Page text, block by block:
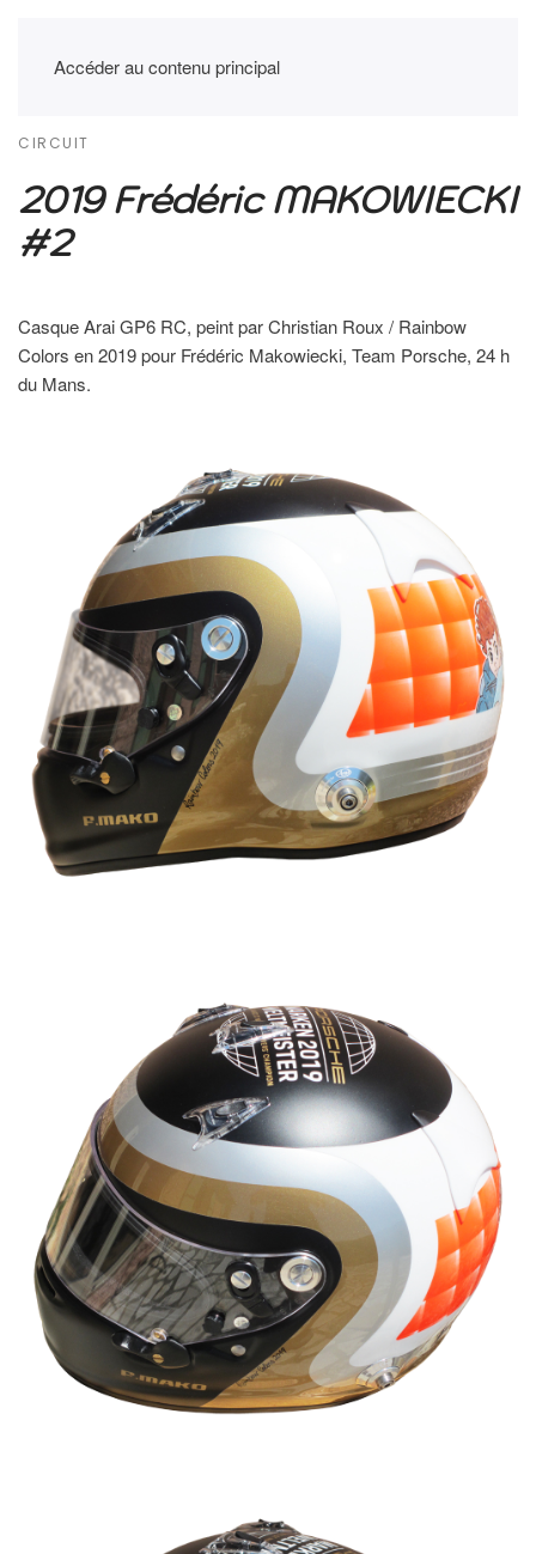
Accéder au contenu principal
CIRCUIT
2019 Frédéric MAKOWIECKI
#2
Casque Arai GP6 RC, peint par Christian Roux / Rainbow
Colors en 2019 pour Frédéric Makowiecki, Team Porsche, 24 h
du Mans.